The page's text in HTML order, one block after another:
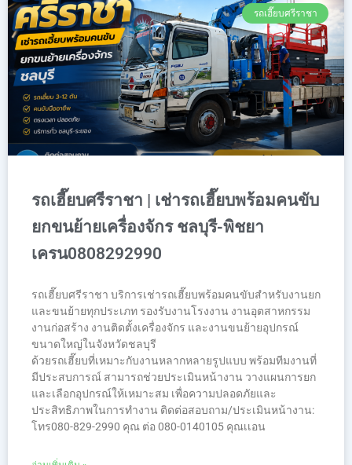
รถเฮี๊ยบศรีราชา
รถเฮี๊ยบศรีราชา | เช่ารถเฮี๊ยบพร้อมคนขับ
ยกขนย้ายเครื่องจักร ชลบุรี-พิชยา
เครน0808292990
รถเฮี๊ยบศรีราชา บริการเช่ารถเฮี๊ยบพร้อมคนขับสำหรับงานยก
และขนย้ายทุกประเภท รองรับงานโรงงาน งานอุตสาหกรรม
งานก่อสร้าง งานติดตั้งเครื่องจักร และงานขนย้ายอุปกรณ์
ขนาดใหญ่ในจังหวัดชลบุรี
ด้วยรถเฮี๊ยบที่เหมาะกับงานหลากหลายรูปแบบ พร้อมทีมงานที่
มีประสบการณ์ สามารถช่วยประเมินหน้างาน วางแผนการยก
และเลือกอุปกรณ์ให้เหมาะสม เพื่อความปลอดภัยและ
ประสิทธิภาพในการทำงาน ติดต่อสอบถาม/ประเมินหน้างาน:
โทร080-829-2990 คุณ ต่อ 080-0140105 คุณเเอน